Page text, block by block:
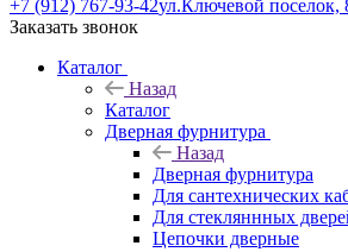
+7 (912) 767-93-42ул.Ключевой
Заказать звонок
Каталог
Назад
Каталог
Дверная фурнитура
Назад
Дверная фурнитура
Для сантехнических
Для стекляннных
Цепочки дверные